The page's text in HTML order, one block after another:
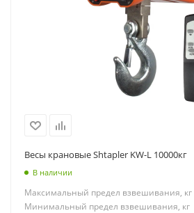
Весы крановые Shtapler KW-L 10000кг
В наличии
Максимальный предел взвешивания, кг
Минимальный предел взвешивания, кг